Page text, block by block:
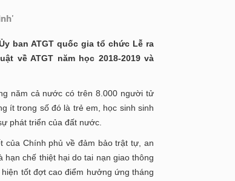
ban ATGT quốc gia tổ chức Lễ ra
về ATGT năm học 2018-2019 và
năm cả nước có trên 8.000 người tử
ít trong số đó là trẻ em, học sinh sinh
phát triển của đất nước.
của Chính phủ về đảm bảo trật tự, an
hạn chế thiệt hại do tai nạn giao thông
tốt đợt cao điểm hưởng ứng tháng